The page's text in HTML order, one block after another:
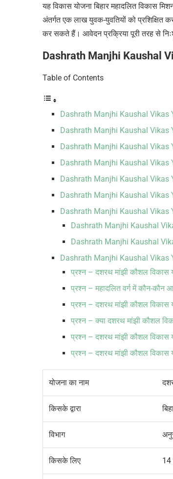
यह विकास योजना बिहार महादलित विकास
अंतर्गत एक लाख युवक-युवतियों को प्रशिक्षित
कर सकते हैं। आवेदन प्रक्रिया पूरी तरह से
Dashrath Manjhi Kaushal
Table of Contents
Dashrath Manjhi Kaushal Vikas
Dashrath Manjhi Kaushal Vikas
Dashrath Manjhi Kaushal Vikas
Dashrath Manjhi Kaushal Vikas
Dashrath Manjhi Kaushal Vikas
Dashrath Manjhi Kaushal
Dashrath Manjhi Kaushal Vikas
Dashrath Manjhi Kaushal
Dashrath Manjhi Kaushal
Dashrath Manjhi Kaushal Vikas
प्रश्न – दशरथ मांझी कौशल विकास
प्रश्न – महादलित वर्ग में कौन-कौन
प्रश्न – दशरथ मांझी कौशल
प्रश्न – क्या दशरथ मांझी कौशल
प्रश्न – दशरथ मांझी कौशल
प्रश्न – दशरथ मांझी कौशल विकास
योजना का नाम
किसके द्वारा
विभाग
किसके लिए 14